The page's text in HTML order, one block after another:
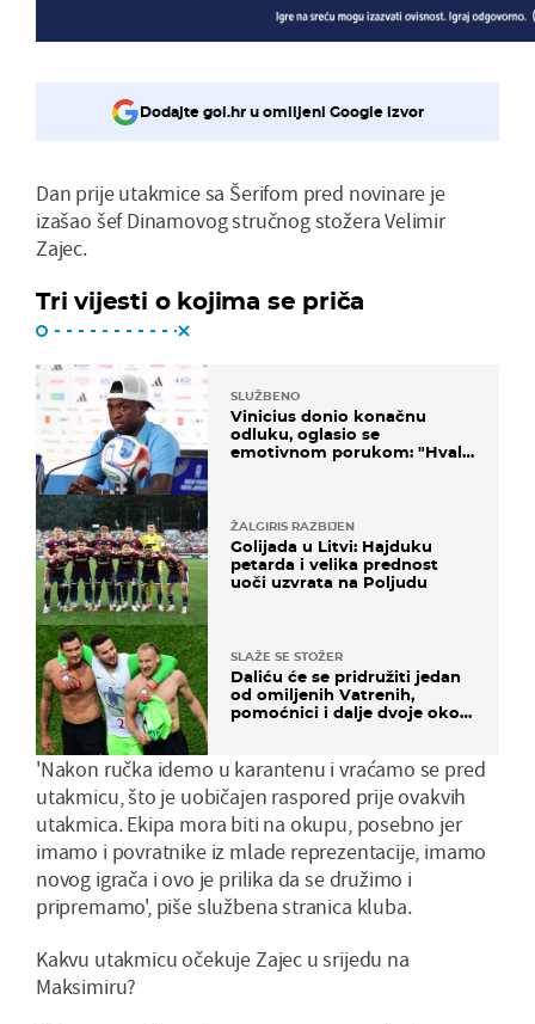
Dodajte gol.hr u omiljeni Google izvor
Dan prije utakmice sa Šerifom pred novinare je
izašao šef Dinamovog stručnog stožera Velimir
Zajec.
Tri vijesti o kojima se priča
SLUŽBENO
Vinicius donio konačnu
odluku, oglasio se
emotivnom porukom: "Hvala
ŽALGIRIS RAZBIJEN
Golijada u Litvi: Hajduku
petarda i velika prednost
uoči uzvrata na Poljudu
SLAŽE SE STOŽER
Daliću će se pridružiti jedan
od omiljenih Vatrenih,
pomoćnici i dalje dvoje oko
'Nakon ručka idemo u karantenu i vraćamo se pred
utakmicu, što je uobičajen raspored prije ovakvih
utakmica. Ekipa mora biti na okupu, posebno jer
imamo i povratnike iz mlade reprezentacije, imamo
novog igrača i ovo je prilika da se družimo i
pripremamo', piše službena stranica kluba.
Kakvu utakmicu očekuje Zajec u srijedu na
Maksimiru?